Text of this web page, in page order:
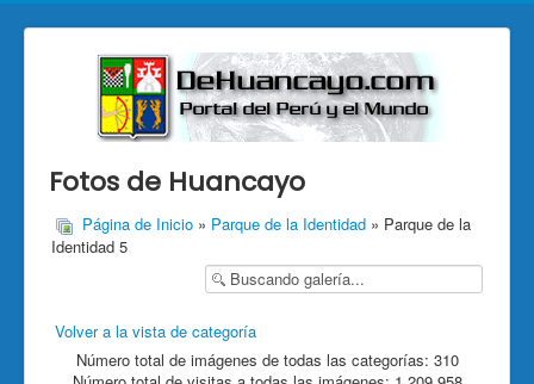
Fotos de Huancayo
Página de Inicio » Parque de la Identidad » Parque de la
Identidad 5
Volver a la vista de categoría
Número total de imágenes de todas las categorías: 310